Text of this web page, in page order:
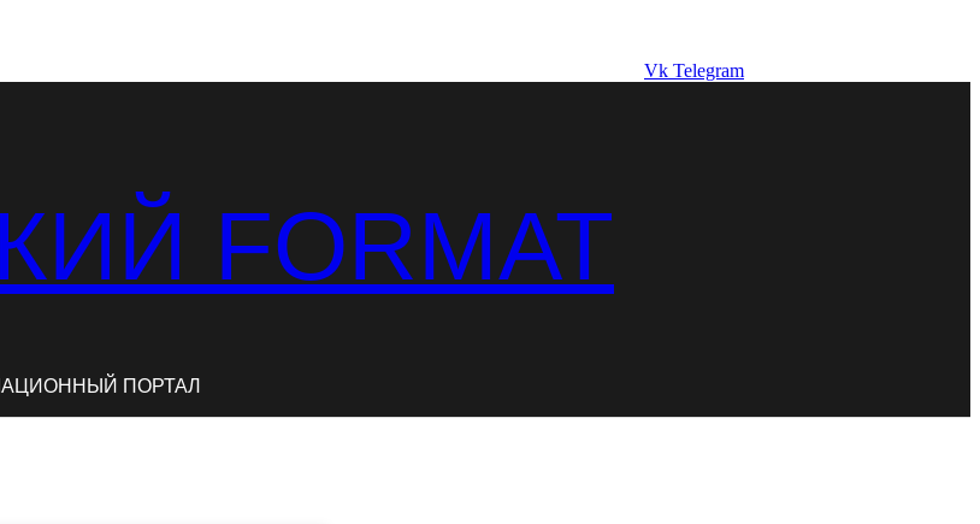
Vk Telegram
FORMAT
ПОРТАЛ